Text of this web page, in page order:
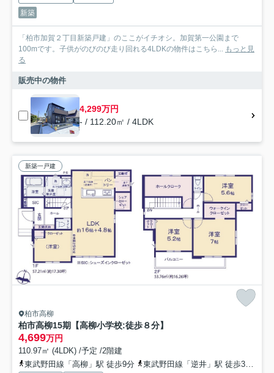
新築
「柏市加賀２丁目新築戸建」のここがイチオシ。加賀第一公園まで
100mです。子供がのびのび走り回れる4LDKの物件はこちら... もっと見
る
販売中の物件
4,299万円
- / 112.20㎡ / 4LDK
新築一戸建
柏市高柳
柏市高柳15期【高柳小学校:徒歩８分】
4,699万円
110.97㎡ (4LDK) /予定 /2階建
東武野田線「高柳」駅 徒歩9分
東武野田線「逆井」駅 徒歩31分